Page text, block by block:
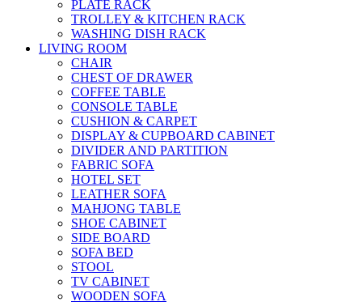
PLATE RACK
TROLLEY & KITCHEN RACK
WASHING DISH RACK
LIVING ROOM
CHAIR
CHEST OF DRAWER
COFFEE TABLE
CONSOLE TABLE
CUSHION & CARPET
DISPLAY & CUPBOARD CABINET
DIVIDER AND PARTITION
FABRIC SOFA
HOTEL SET
LEATHER SOFA
MAHJONG TABLE
SHOE CABINET
SIDE BOARD
SOFA BED
STOOL
TV CABINET
WOODEN SOFA